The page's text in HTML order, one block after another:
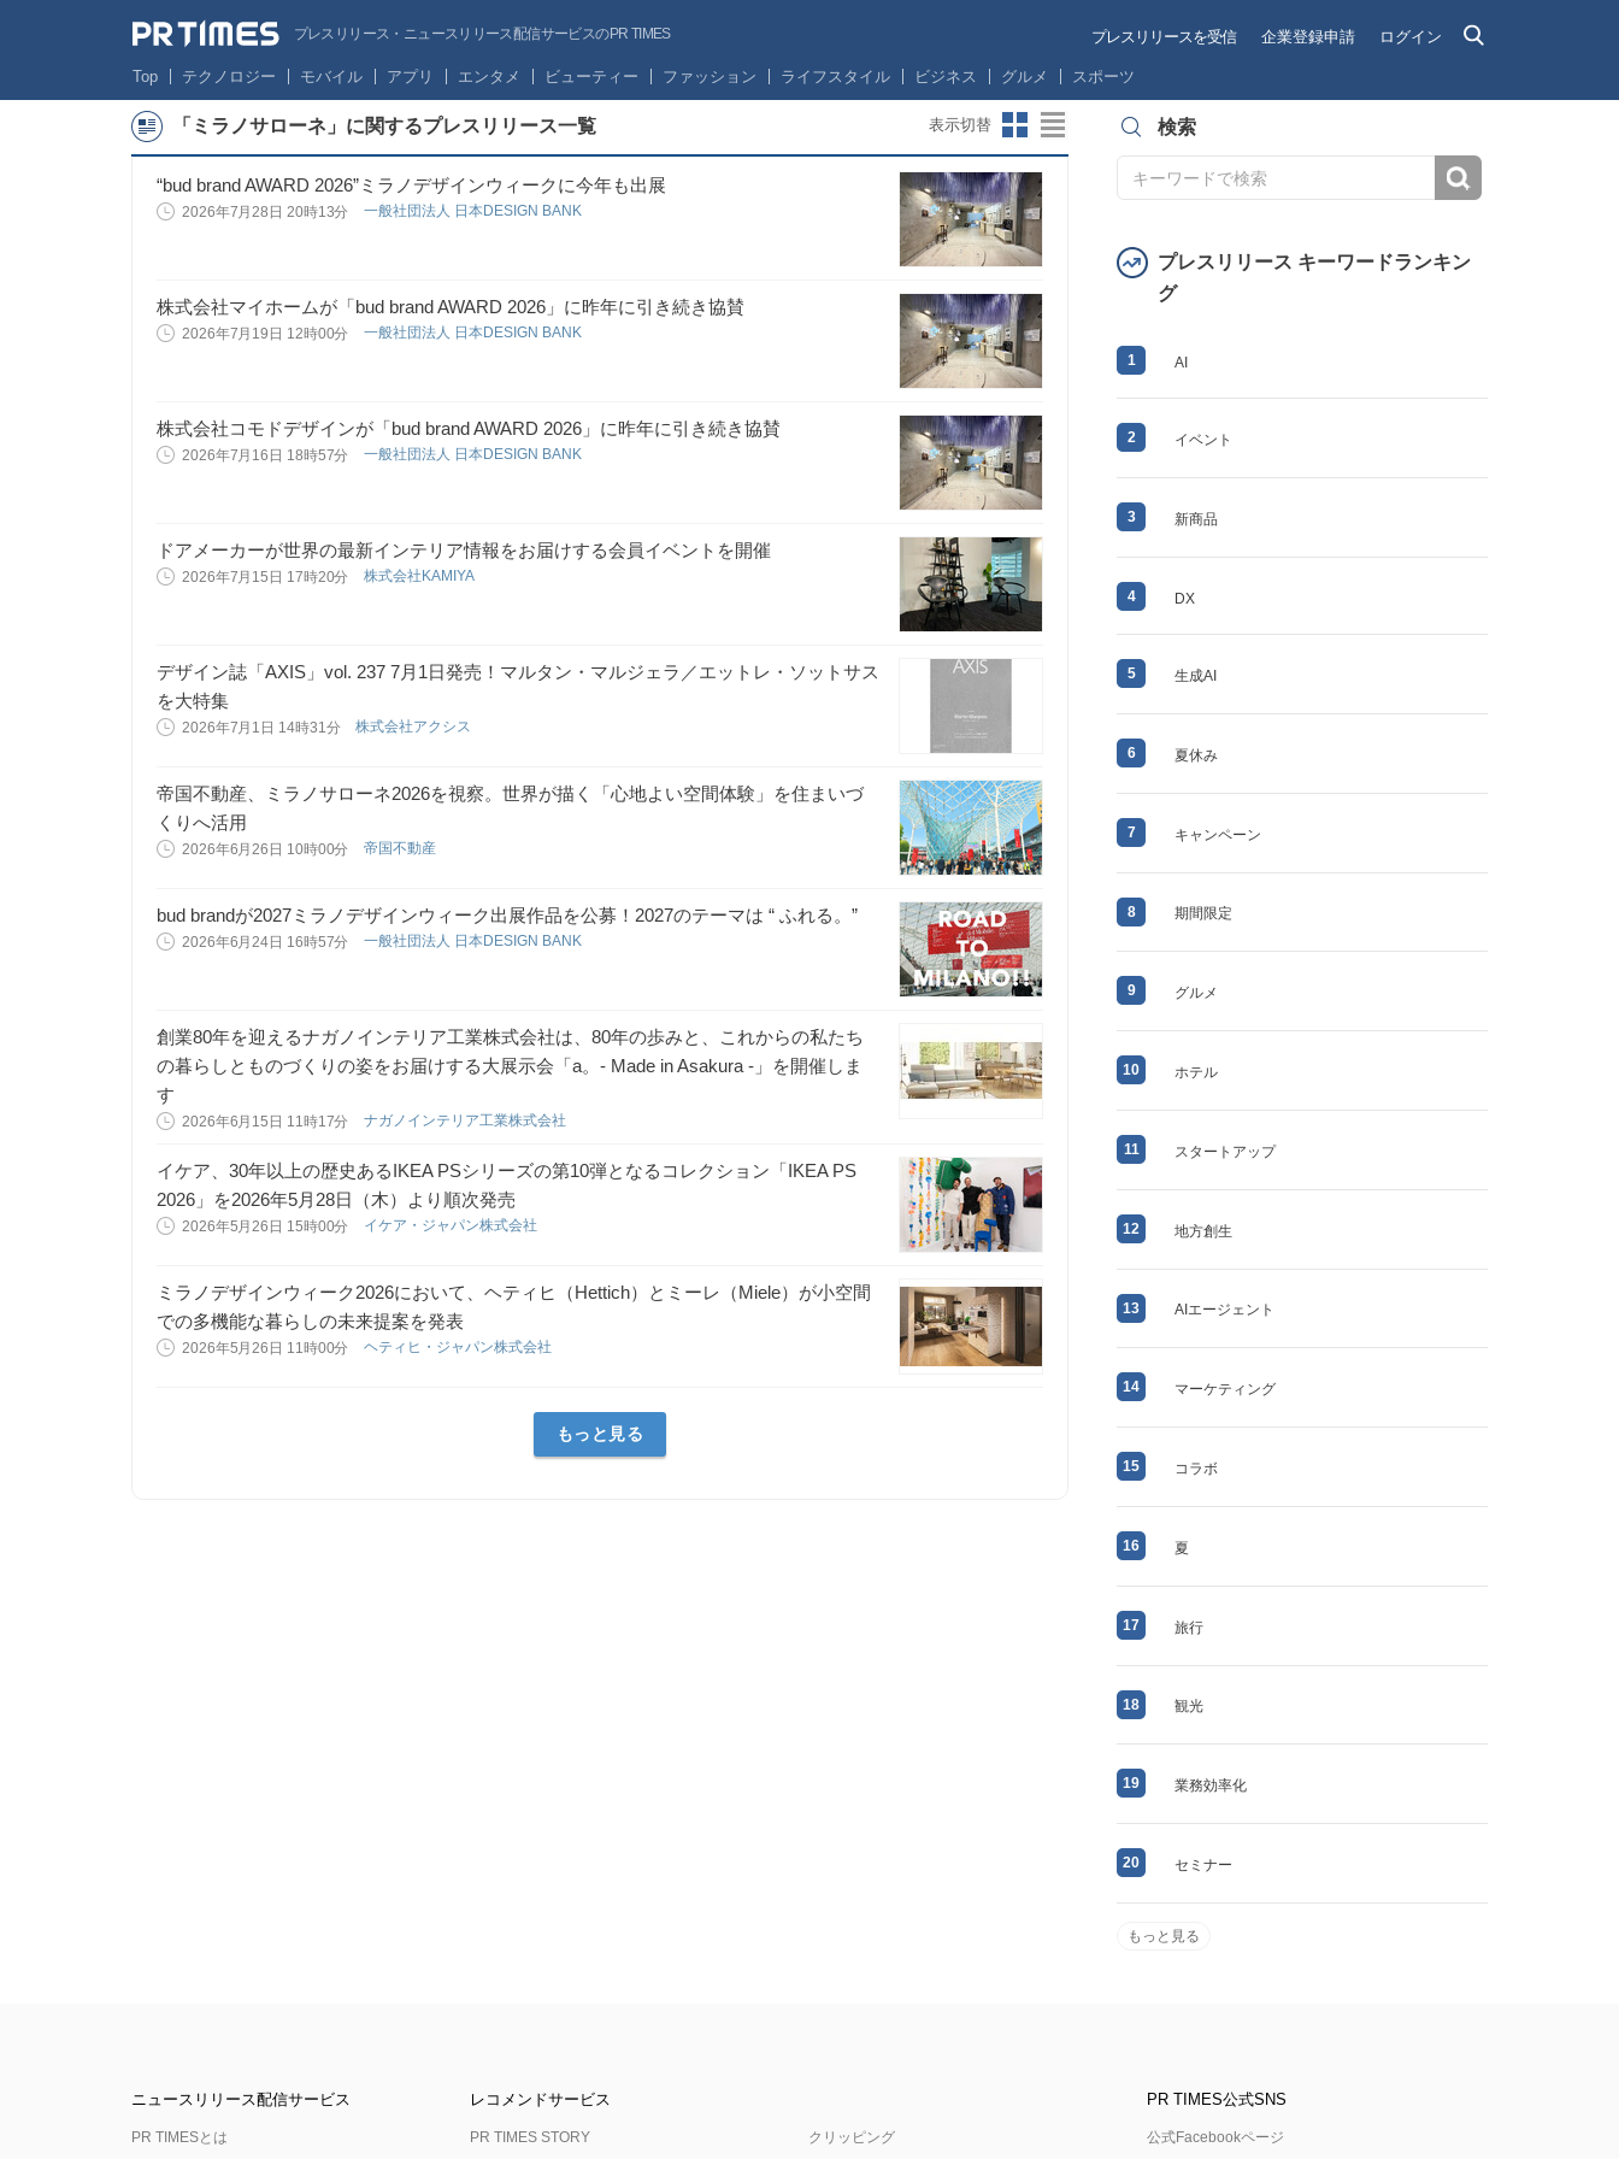
プレスリリース・ニュースリリース配信サービスのPR TIMES プレスリリースを受信 企業登録申請 ログイン
Top テクノロジー モバイル アプリ エンタメ ビューティー ファッション ライフスタイル ビジネス グルメ スポーツ
「ミラノサローネ」に関するプレスリリース一覧 表示切替
“bud brand AWARD 2026”ミラノデザインウィークに今年も出展
2026年7月28日 20時13分 一般社団法人 日本DESIGN BANK
株式会社マイホームが「bud brand AWARD 2026」に昨年に引き続き協賛
2026年7月19日 12時00分 一般社団法人 日本DESIGN BANK
株式会社コモドデザインが「bud brand AWARD 2026」に昨年に引き続き協賛
2026年7月16日 18時57分 一般社団法人 日本DESIGN BANK
ドアメーカーが世界の最新インテリア情報をお届けする会員イベントを開催
2026年7月15日 17時20分 株式会社KAMIYA
デザイン誌「AXIS」vol. 237 7月1日発売！マルタン・マルジェラ／エットレ・ソットサス
を大特集
2026年7月1日 14時31分 株式会社アクシス
帝国不動産、ミラノサローネ2026を視察。世界が描く「心地よい空間体験」を住まいづ
くりへ活用
2026年6月26日 10時00分 帝国不動産
bud brandが2027ミラノデザインウィーク出展作品を公募！2027のテーマは “ ふれる。”
2026年6月24日 16時57分 一般社団法人 日本DESIGN BANK
創業80年を迎えるナガノインテリア工業株式会社は、80年の歩みと、これからの私たち
の暮らしとものづくりの姿をお届けする大展示会「a。- Made in Asakura -」を開催しま
す
2026年6月15日 11時17分 ナガノインテリア工業株式会社
イケア、30年以上の歴史あるIKEA PSシリーズの第10弾となるコレクション「IKEA PS
2026」を2026年5月28日（木）より順次発売
2026年5月26日 15時00分 イケア・ジャパン株式会社
ミラノデザインウィーク2026において、ヘティヒ（Hettich）とミーレ（Miele）が小空間
での多機能な暮らしの未来提案を発表
2026年5月26日 11時00分 ヘティヒ・ジャパン株式会社
もっと見る
検索
プレスリリース キーワードランキン
グ
1 AI
2 イベント
3 新商品
4 DX
5 生成AI
6 夏休み
7 キャンペーン
8 期間限定
9 グルメ
10 ホテル
11 スタートアップ
12 地方創生
13 AIエージェント
14 マーケティング
15 コラボ
16 夏
17 旅行
18 観光
19 業務効率化
20 セミナー
もっと見る
ニュースリリース配信サービス
PR TIMESとは
レコメンドサービス
PR TIMES STORY クリッピング
PR TIMES公式SNS
公式Facebookページ